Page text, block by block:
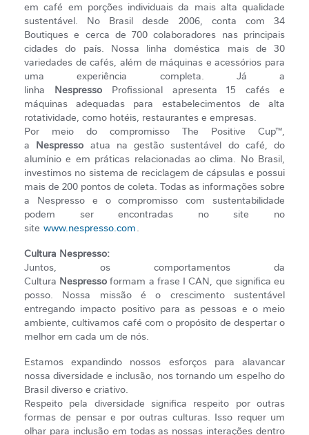
em café em porções individuais da mais alta qualidade
sustentável. No Brasil desde 2006, conta com 34
Boutiques e cerca de 700 colaboradores nas principais
cidades do país. Nossa linha doméstica mais de 30
variedades de cafés, além de máquinas e acessórios para
uma experiência completa. Já a
linha NespressoProfissional apresenta 15 cafés e
máquinas adequadas para estabelecimentos de alta
rotatividade, como hotéis, restaurantes e empresas.
Por meio do compromisso The Positive Cup™,
a Nespresso atua na gestão sustentável do café, do
alumínio e em práticas relacionadas ao clima. No Brasil,
investimos no sistema de reciclagem de cápsulas e possui
mais de 200 pontos de coleta. Todas as informações sobre
a Nespresso e o compromisso com sustentabilidade
podem ser encontradas no site no
site www.nespresso.com.
Cultura Nespresso:
Juntos, os comportamentos da
Cultura Nespresso formam a frase I CAN, que significa eu
posso. Nossa missão é o crescimento sustentável
entregando impacto positivo para as pessoas e o meio
ambiente, cultivamos café com o propósito de despertar o
melhor em cada um de nós.
Estamos expandindo nossos esforços para alavancar
nossa diversidade e inclusão, nos tornando um espelho do
Brasil diverso e criativo.
Respeito pela diversidade significa respeito por outras
formas de pensar e por outras culturas. Isso requer um
olhar para inclusão em todas as nossas interações dentro